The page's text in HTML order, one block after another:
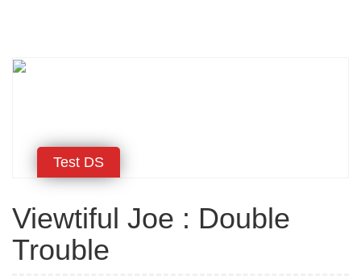
Test DS
Viewtiful Joe : Double
Trouble